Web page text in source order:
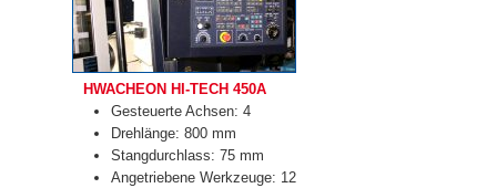
HWACHEON HI-TECH 450A
Gesteuerte Achsen: 4
Drehlänge: 800 mm
Stangdurchlass: 75 mm
Angetriebene Werkzeuge: 12